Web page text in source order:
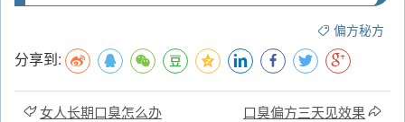
偏方秘方
分享到:
女人长期口臭怎么办 口臭偏方三天见效果